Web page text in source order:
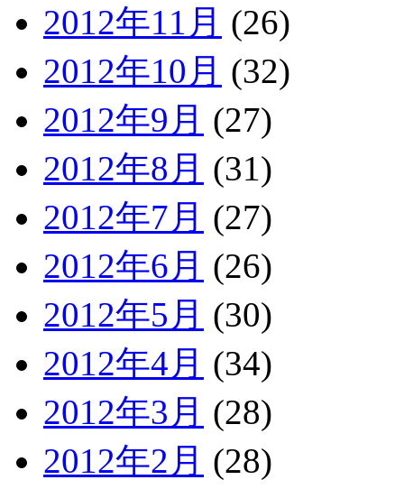
2012年11月 (26)
2012年10月 (32)
2012年9月 (27)
2012年8月 (31)
2012年7月 (27)
2012年6月 (26)
2012年5月 (30)
2012年4月 (34)
2012年3月 (28)
2012年2月 (28)